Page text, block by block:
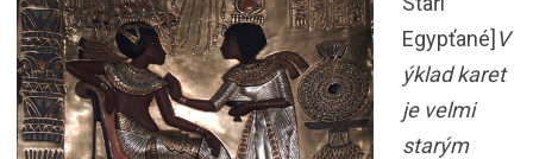
Egypťané] V
ýklad karet
je velmi
starým